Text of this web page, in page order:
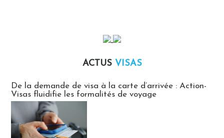
ACTUS VISAS
De la demande de visa à la carte d’arrivée : Action-
Visas fluidifie les formalités de voyage